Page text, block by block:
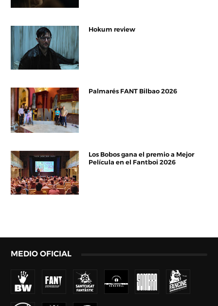
Hokum review
Palmarés FANT Bilbao 2026
Los Bobos gana el premio a Mejor
Película en el Fantboi 2026
MEDIO OFICIAL